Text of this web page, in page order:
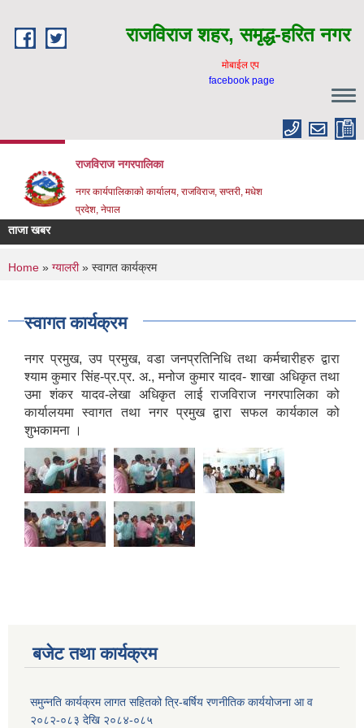
राजविराज शहर, समृद्ध-हरित नगर
माेबाईल एप
facebook page
राजविराज नगरपालिका
नगर कार्यपालिकाकाे कार्यालय, राजविराज, सप्तरी, मधेश
प्रदेश, नेपाल
ताजा खबर
You are here
Home » ग्यालरी» स्वागत कार्यक्रम
स्वागत कार्यक्रम
नगर प्रमुख, उप प्रमुख, वडा जनप्रतिनिधि तथा कर्मचारीहरु द्वारा
श्याम कुमार सिंह-प्र.प्र. अ., मनोज कुमार यादव- शाखा अधिकृत तथा
उमा शंकर यादव-लेखा अधिकृत लाई राजविराज नगरपालिका को
कार्यालयमा स्वागत तथा नगर प्रमुख द्वारा सफल कार्यकाल को
शुभकामना ।
बजेट तथा कार्यक्रम
समुन्नति कार्यक्रम लागत सहितको त्रि-बर्षिय रणनीतिक कार्ययोजना आ व
२०८२-०८३ देखि २०८४-०८५